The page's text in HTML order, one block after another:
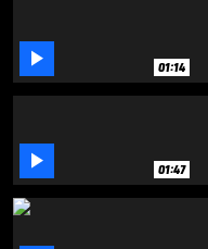
seconds
 01:14
 01:47